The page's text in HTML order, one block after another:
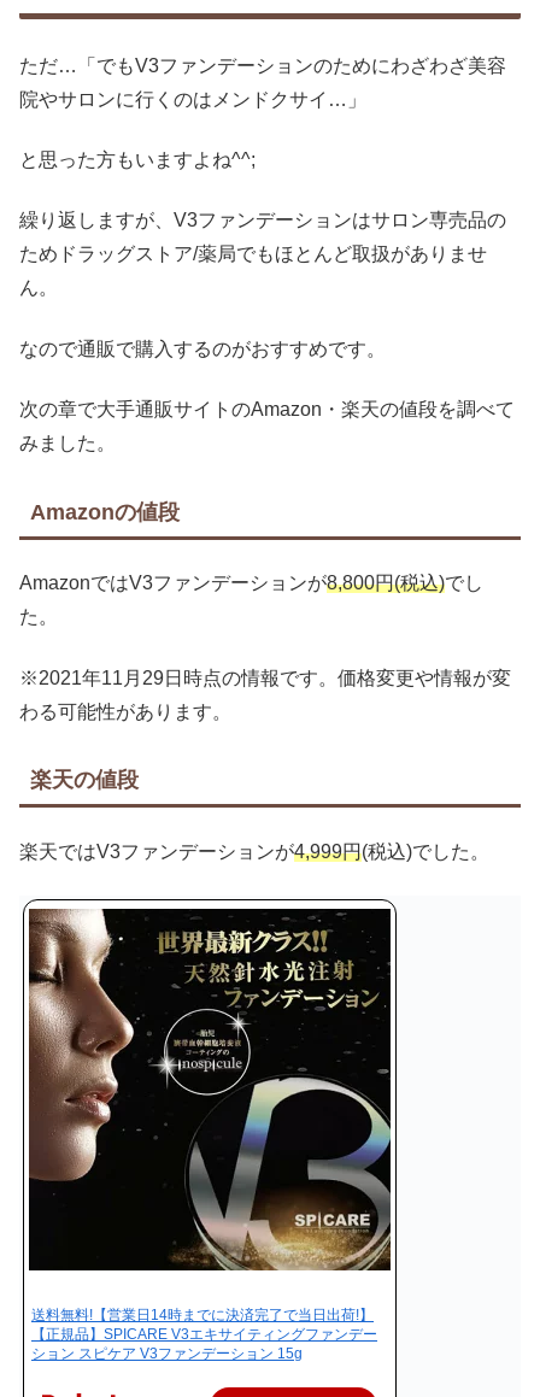
ただ…「でもV3ファンデーションのためにわざわざ美容
院やサロンに行くのはメンドクサイ…」
と思った方もいますよね^^;
繰り返しますが、V3ファンデーションはサロン専売品の
ためドラッグストア/薬局でもほとんど取扱がありませ
ん。
なので通販で購入するのがおすすめです。
次の章で大手通販サイトのAmazon・楽天の値段を調べて
みました。
Amazonの値段
AmazonではV3ファンデーションが8,800円(税込)でし
た。
※2021年11月29日時点の情報です。価格変更や情報が変
わる可能性があります。
楽天の値段
楽天ではV3ファンデーションが4,999円(税込)でした。
送料無料!【営業日14時までに決済完了で当日出荷!】
【正規品】SPICARE V3エキサイティングファンデー
ション スピケア V3ファンデーション 15g